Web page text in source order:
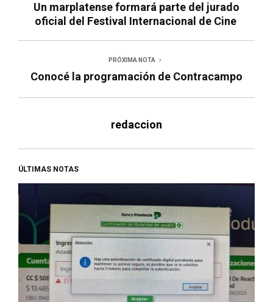
Un marplatense formará parte del jurado
oficial del Festival Internacional de Cine
PRÓXIMA NOTA
Conocé la programación de Contracampo
redaccion
ÚLTIMAS NOTAS